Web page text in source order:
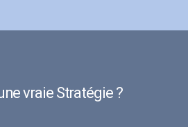
vraie Stratégie ?